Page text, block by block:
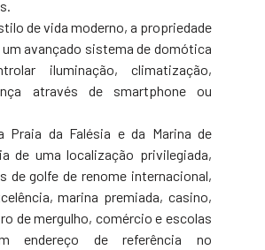
de vida moderno, a propriedade
avançado sistema de domótica
iluminação, climatização,
através de smartphone ou
Praia da Falésia e da Marina de
de uma localização privilegiada,
de golfe de renome internacional,
marina premiada, casino,
de mergulho, comércio e escolas
endereço de referência no